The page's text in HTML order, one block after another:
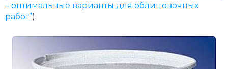
– оптимальные варианты для облицовочных
работ”).